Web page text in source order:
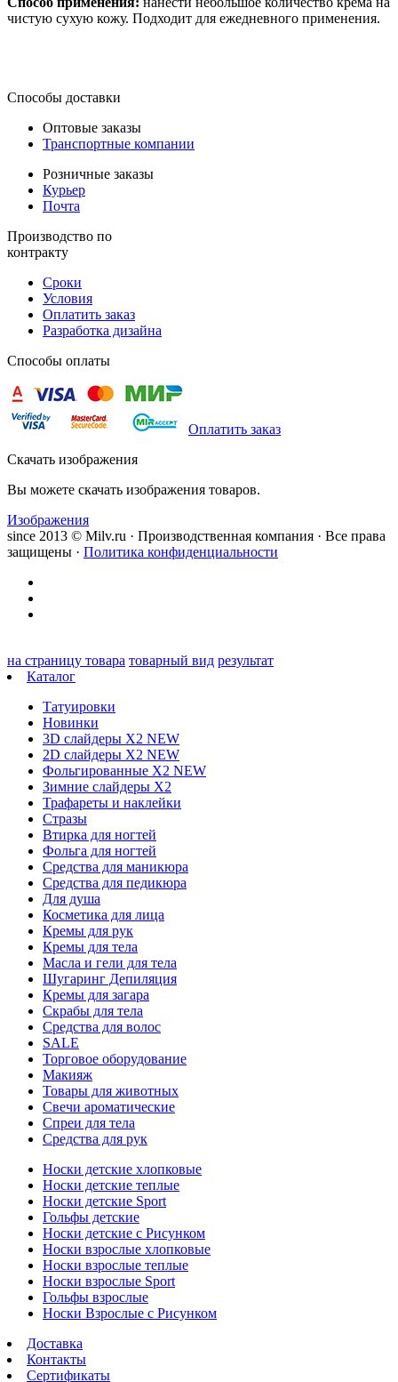
чистую сухую кожу. Подходит для ежедневного применения.
Способы доставки
Оптовые заказы
Транспортные компании
Розничные заказы
Курьер
Почта
Производство по
контракту
Сроки
Условия
Оплатить заказ
Разработка дизайна
Способы оплаты
Оплатить заказ
Скачать изображения
Вы можете скачать изображения товаров.
Изображения
since 2013 © Milv.ru · Производственная компания · Все права
защищены · Политика конфиденциальности
на страницу товара товарный вид результат
Каталог
Татуировки
Новинки
3D слайдеры X2 NEW
2D слайдеры X2 NEW
Фольгированные X2 NEW
Зимние слайдеры Х2
Трафареты и наклейки
Стразы
Втирка для ногтей
Фольга для ногтей
Средства для маникюра
Средства для педикюра
Для душа
Косметика для лица
Кремы для рук
Кремы для тела
Масла и гели для тела
Шугаринг Депиляция
Кремы для загара
Скрабы для тела
Средства для волос
SALE
Торговое оборудование
Макияж
Товары для животных
Свечи ароматические
Спреи для тела
Средства для рук
Носки детские хлопковые
Носки детские теплые
Носки детские Sport
Гольфы детские
Носки детские с Рисунком
Носки взрослые хлопковые
Носки взрослые теплые
Носки взрослые Sport
Гольфы взрослые
Носки Взрослые с Рисунком
Доставка
Контакты
Сертификаты